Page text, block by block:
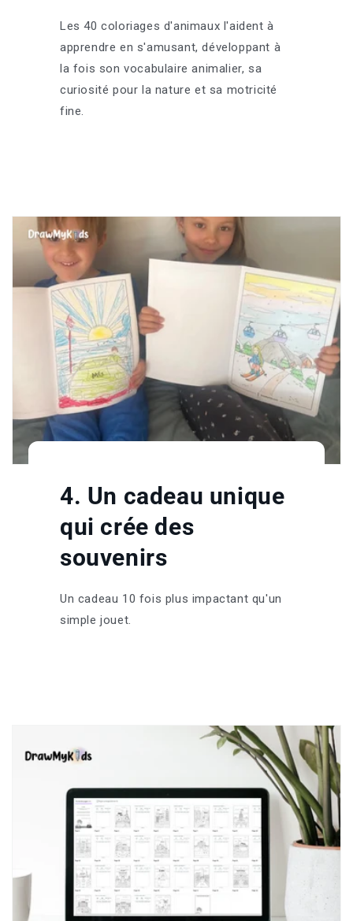
Les 40 coloriages d'animaux l'aident à
apprendre en s'amusant, développant à
la fois son vocabulaire animalier, sa
curiosité pour la nature et sa motricité
fine.
4. Un cadeau unique
qui crée des
souvenirs
Un cadeau 10 fois plus impactant qu'un
simple jouet.